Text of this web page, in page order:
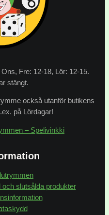
Ons, Fre: 12-18, Lör: 12-15.
stängt.
också utanför butikens
på Lördagar!
– Spelivinkki
och slutsålda produkter